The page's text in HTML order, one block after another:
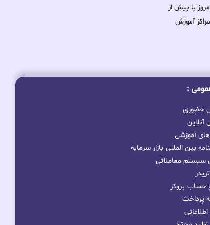
کرد و امروز با بیش از
آموزش
:
حضوری
آنلاین
آموزشی
بین المللی بازار سرمایه
سیستم معاملاتی
حساب بروکر
پرداخت
اطلاعاتی